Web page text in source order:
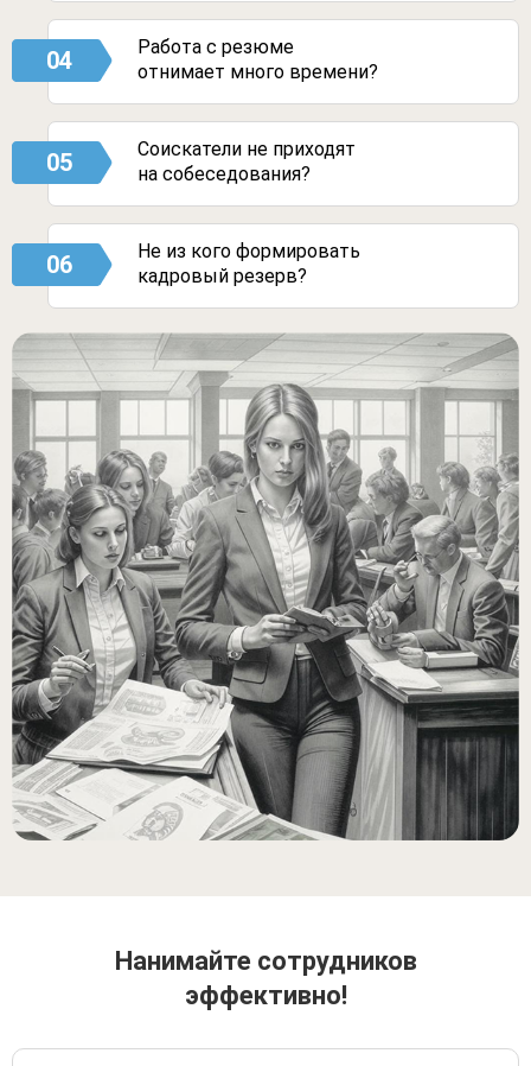
04
Работа с резюме
отнимает много времени?
05
Соискатели не приходят
на собеседования?
06
Не из кого формировать
кадровый резерв?
Нанимайте сотрудников
эффективно!